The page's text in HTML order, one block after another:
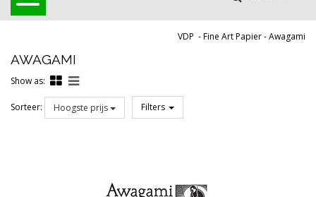
VDP -Fine Art Papier-Awagami
AWAGAMI
Show as:
Sorteer: Hoogste prijs Filters